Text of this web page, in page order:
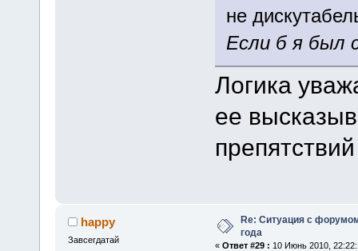
не
Если б я был
Логика
ее
happy
Завсегдатай
Re: Ситуация с
года
« Ответ #29 : 10 Июнь 2010,